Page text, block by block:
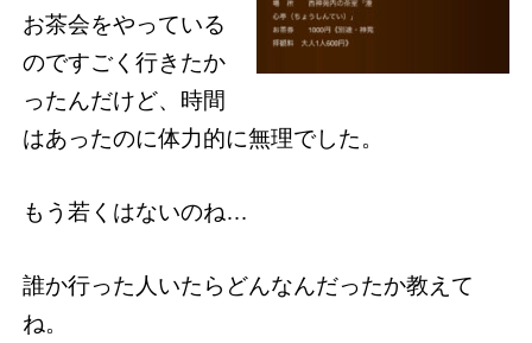
お茶会をやっている
のですごく行きたか
ったんだけど、時間
はあったのに体力的に無理でした。
もう若くはないのね…
誰か行った人いたらどんなんだったか教えて
ね。